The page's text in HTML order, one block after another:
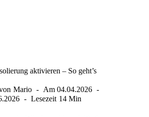
aktivieren – So geht’s
Mario Am 04.04.2026
Lesezeit 14 Min